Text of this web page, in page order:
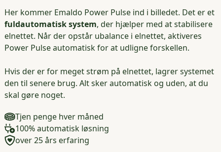
Her kommer Emaldo Power Pulse ind i billedet. Det er et
fuldautomatisk system, der hjælper med at stabilisere
elnettet. Når der opstår ubalance i elnettet, aktiveres
Power Pulse automatisk for at udligne forskellen.
Hvis der er for meget strøm på elnettet, lagrer systemet
den til senere brug. Alt sker automatisk og uden, at du
skal gøre noget.
Tjen penge hver måned
100% automatisk løsning
over 25 års erfaring